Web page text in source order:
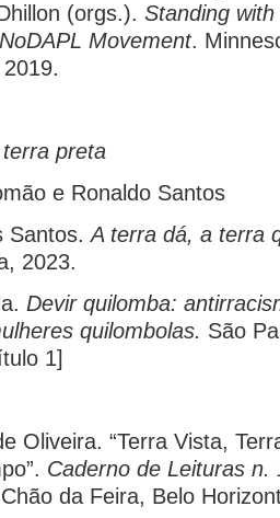
(orgs.). Standing
Movement.
preta
e Ronaldo Santos
Santos.A terra dá, a terra
2023.
Devir quilomba:
quilombolas. São
1]
Oliveira. “Terra Vista,
Caderno de Leituras n.
da Feira, Belo